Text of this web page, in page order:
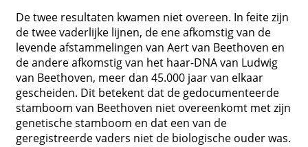
De twee resultaten kwamen niet overeen. In feite zijn
de twee vaderlijke lijnen, de ene afkomstig van de
levende afstammelingen van Aert van Beethoven en
de andere afkomstig van het haar-DNA van Ludwig
van Beethoven, meer dan 45.000 jaar van elkaar
gescheiden. Dit betekent dat de gedocumenteerde
stamboom van Beethoven niet overeenkomt met zijn
genetische stamboom en dat een van de
geregistreerde vaders niet de biologische ouder was.